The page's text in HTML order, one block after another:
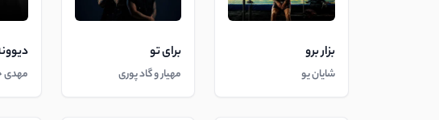
بزار برو
شایان یو
برای تو
مهیار و گاد پوری مهدی